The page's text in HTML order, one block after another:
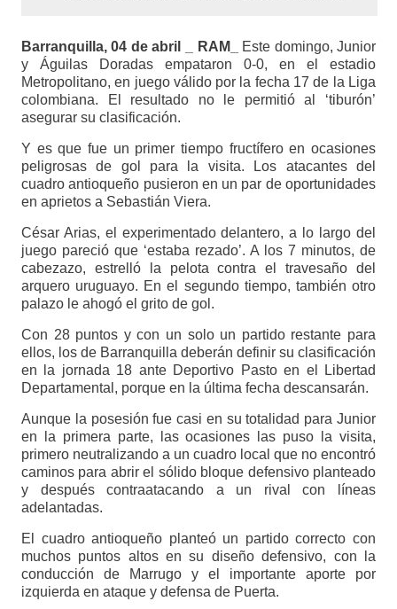
Barranquilla, 04 de abril _ RAM_
Este domingo, Junior
y Águilas Doradas empataron 0-0, en el estadio
Metropolitano, en juego válido por la fecha 17 de la Liga
colombiana. El resultado no le permitió al ‘tiburón’
asegurar su clasificación.
Y es que fue un primer tiempo fructífero en ocasiones
peligrosas de gol para la visita. Los atacantes del
cuadro antioqueño pusieron en un par de oportunidades
en aprietos a Sebastián Viera.
César Arias, el experimentado delantero, a lo largo del
juego pareció que ‘estaba rezado’. A los 7 minutos, de
cabezazo, estrelló la pelota contra el travesaño del
arquero uruguayo. En el segundo tiempo, también otro
palazo le ahogó el grito de gol.
Con 28 puntos y con un solo un partido restante para
ellos, los de Barranquilla deberán definir su clasificación
en la jornada 18 ante Deportivo Pasto en el Libertad
Departamental, porque en la última fecha descansarán.
Aunque la posesión fue casi en su totalidad para Junior
en la primera parte, las ocasiones las puso la visita,
primero neutralizando a un cuadro local que no encontró
caminos para abrir el sólido bloque defensivo planteado
y después contraatacando a un rival con líneas
adelantadas.
El cuadro antioqueño planteó un partido correcto con
muchos puntos altos en su diseño defensivo, con la
conducción de Marrugo y el importante aporte por
izquierda en ataque y defensa de Puerta.